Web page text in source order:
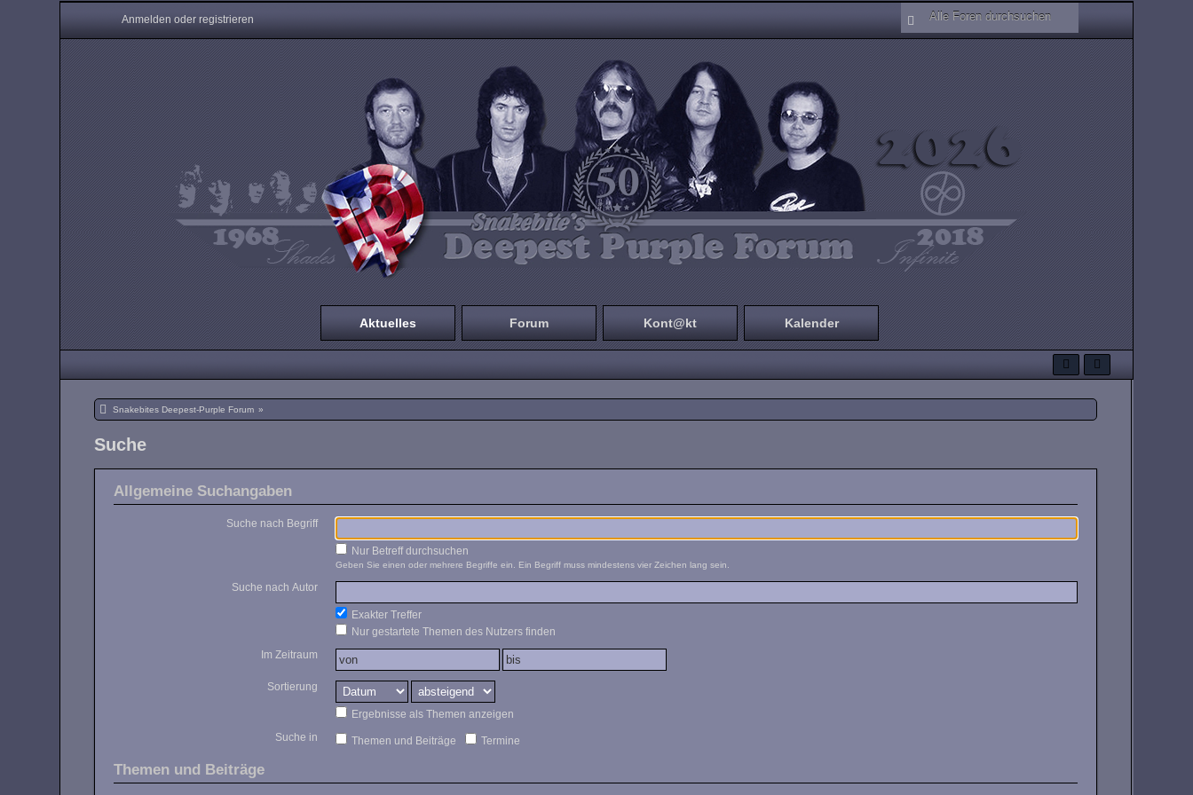
Anmelden oder registrieren
Aktuelles Forum Kont@kt Kalender
Snakebites Deepest-Purple Forum »
Suche
Allgemeine Suchangaben
Suche nach Begriff
Nur Betreff durchsuchen
Geben Sie einen oder mehrere Begriffe ein. Ein Begriff muss mindestens vier Zeichen lang sein.
Suche nach Autor
Exakter Treffer
Nur gestartete Themen des Nutzers finden
Im Zeitraum
Sortierung
Ergebnisse als Themen anzeigen
Suche in
Themen und Beiträge Termine
Themen und Beiträge